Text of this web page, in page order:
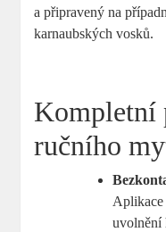
a připravený na
karnaubských vosků.
Kompletní
ručního
Aplikace
uvolnění